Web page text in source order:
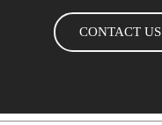
CONTACT US